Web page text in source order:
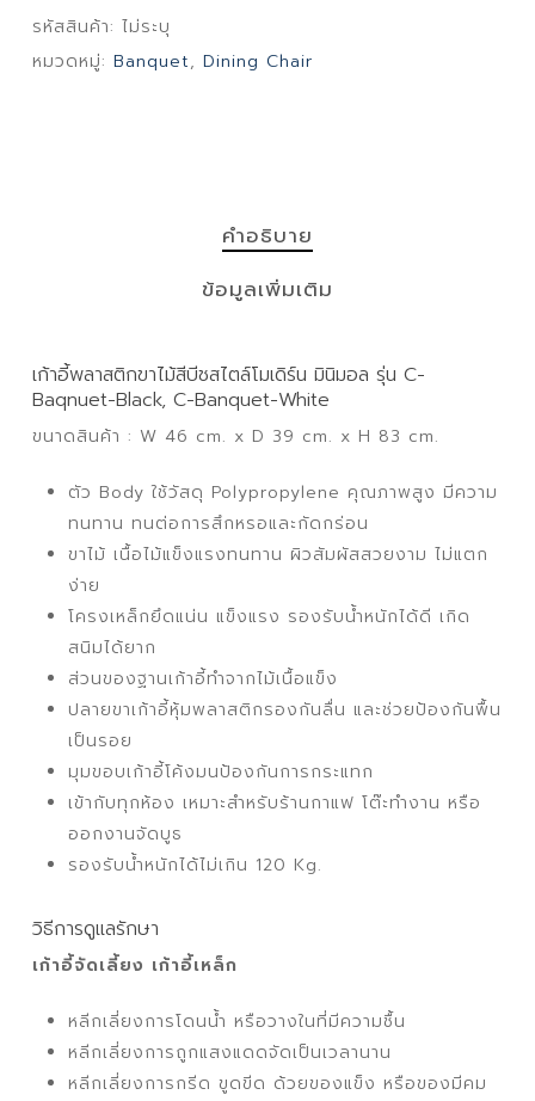
รหัสสินค้า: ไม่ระบุ
หมวดหมู่: Banquet, Dining Chair
คำอธิบาย
ข้อมูลเพิ่มเติม
เก้าอี้พลาสติกขาไม้สีบีชสไตล์โมเดิร์น มินิมอล รุ่น C-
Baqnuet-Black, C-Banquet-White
ขนาดสินค้า : W 46 cm. x D 39 cm. x H 83 cm.
ตัว Body ใช้วัสดุ Polypropylene คุณภาพสูง มีความ
ทนทาน ทนต่อการสึกหรอและกัดกร่อน
ขาไม้ เนื้อไม้แข็งแรงทนทาน ผิวสัมผัสสวยงาม ไม่แตก
ง่าย
โครงเหล็กยึดแน่น แข็งแรง รองรับน้ำหนักได้ดี เกิด
สนิมได้ยาก
ส่วนของฐานเก้าอี้ทำจากไม้เนื้อแข็ง
ปลายขาเก้าอี้หุ้มพลาสติกรองกันลื่น และช่วยป้องกันพื้น
เป็นรอย
มุมขอบเก้าอี้โค้งมนป้องกันการกระแทก
เข้ากับทุกห้อง เหมาะสำหรับร้านกาแฟ โต๊ะทำงาน หรือ
ออกงานจัดบูธ
รองรับน้ำหนักได้ไม่เกิน 120 Kg.
วิธีการดูแลรักษา
เก้าอี้จัดเลี้ยง เก้าอี้เหล็ก
หลีกเลี่ยงการโดนน้ำ หรือวางในที่มีความชื้น
หลีกเลี่ยงการถูกแสงแดดจัดเป็นเวลานาน
หลีกเลี่ยงการกรีด ขูดขีด ด้วยของแข็ง หรือของมีคม